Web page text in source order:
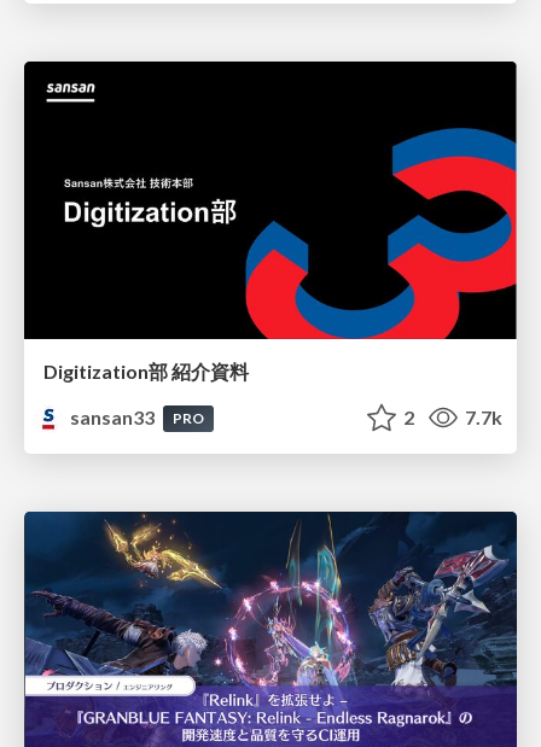
Digitization部 紹介資料
sansan33
PRO 2 7.7k